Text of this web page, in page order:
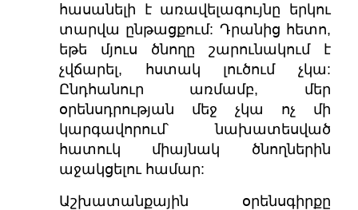
հասանելի է առավելագույնը երկու
տարվա ընթացքում: Դրանից հետո,
եթե մյուս ծնողը շարունակում է
չվճարել, հստակ լուծում չկա:
Ընդհանուր առմամբ, մեր
օրենսդրության մեջ չկա ոչ մի
կարգավորում՝ նախատեսված
հատուկ միայնակ ծնողներին
աջակցելու համար:
Աշխատանքային օրենսգիրքը